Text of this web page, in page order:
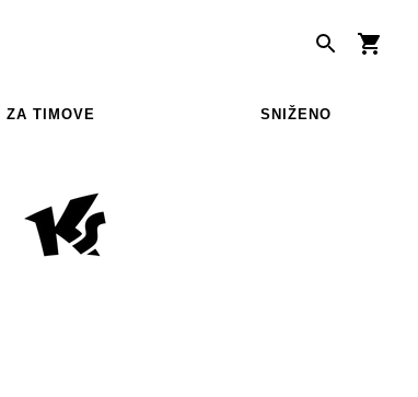
ZA TIMOVE SNIŽENO